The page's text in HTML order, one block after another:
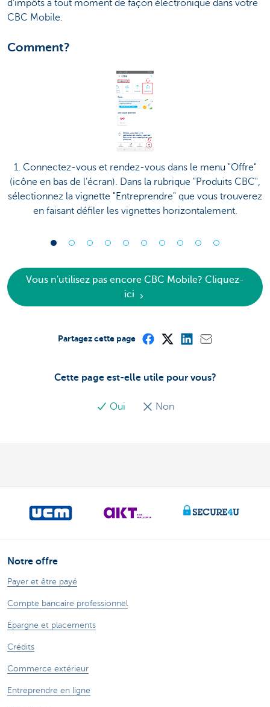
d'impôts à tout moment de façon électronique dans votre
CBC Mobile.
Comment?
1. Connectez-vous et rendez-vous dans le menu "Offre"
(icône en bas de l’écran). Dans la rubrique "Produits CBC",
sélectionnez la vignette "Entreprendre" que vous trouverez
en faisant défiler les vignettes horizontalement.
Vous n'utilisez pas encore CBC Mobile? Cliquez-
ici
Cette page est-elle utile pour vous?
Oui Non
Partagez cette page
Notre offre
Payer et être payé
Compte bancaire professionnel
Épargne et placements
Crédits
Commerce extérieur
Entreprendre en ligne